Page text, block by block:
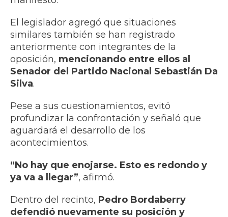
El legislador agregó que situaciones
similares también se han registrado
anteriormente con integrantes de la
oposición, mencionando entre ellos al
Senador del Partido Nacional Sebastián Da
Silva.
Pese a sus cuestionamientos, evitó
profundizar la confrontación y señaló que
aguardará el desarrollo de los
acontecimientos.
“No hay que enojarse. Esto es redondo y
ya va a llegar”, afirmó.
Dentro del recinto, Pedro Bordaberry
defendió nuevamente su posición y